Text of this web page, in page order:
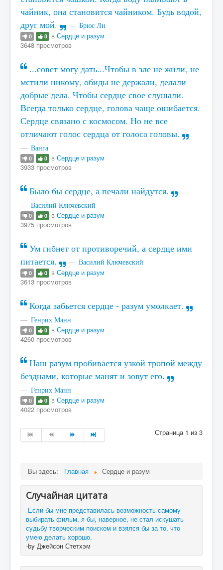
чайник, она становится чайником. Будь водой,
друг мой.
Брюс Ли
0 0 в Сердце и разум
3648 просмотров
...совет могу дать...Чтобы в зле не жили, не
мстили никому, обиды не держали, делали
добрые дела. Чтобы сердце свое слушали.
Всегда только сердце, голова чаще ошибается.
Сердце связано с космосом. Но не все
отличают голос сердца от голоса головы.
Ванга
0 0 в Сердце и разум
3933 просмотров
Было бы сердце, а печали найдутся.
Василий Ключевский
0 0 в Сердце и разум
3975 просмотров
Ум гибнет от противоречий, а сердце ими
питается.
Василий Ключевский
0 0 в Сердце и разум
3613 просмотров
Когда забьется сердце - разум умолкает.
Генрих Манн
0 0 в Сердце и разум
4260 просмотров
Наш разум пробивается узкой тропой между
безднами, которые манят и зовут его.
Генрих Манн
0 0 в Сердце и разум
4022 просмотров
Страница 1 из 3
Вы здесь: Главная Сердце и разум
Случайная цитата
Если бы мне представилась возможность самому
выбирать фильм, я бы, наверное, не стал искушать
судьбу творческим поиском и взялся бы за то, что
умею делать хорошо.
-by Джейсон Стетхэм